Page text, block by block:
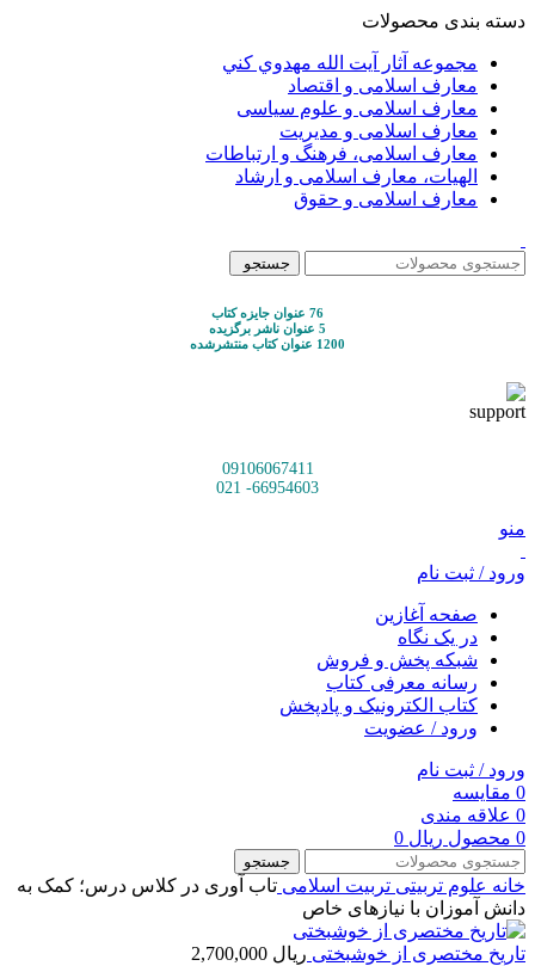
دسته بندی محصولات
مجموعه آثار آيت الله مهدوي كني
معارف اسلامی و اقتصاد
معارف اسلامی و علوم سیاسی
معارف اسلامی و مدیریت
معارف اسلامی، فرهنگ و ارتباطات
الهیات، معارف اسلامی و ارشاد
معارف اسلامی و حقوق
جستجو
76 عنوان جایزه کتاب
5 عنوان ناشر برگزیده
1200 عنوان کتاب منتشرشده
09106067411
66954603- 021
منو
ورود / ثبت نام
صفحه آغازین
در یک نگاه
شبکه پخش و فروش
رسانه معرفی کتاب
کتاب الکترونیک و پادپخش
ورود / عضویت
ورود / ثبت نام
0 مقایسه
0 علاقه مندی
0 محصول ریال
جستجو
خانه علوم تربیتی تربیت اسلامی تاب آوری در کلاس درس؛ کمک به
دانش ‏آموزان با نیازهای خاص
تاریخ مختصری از خوشبختی ریال